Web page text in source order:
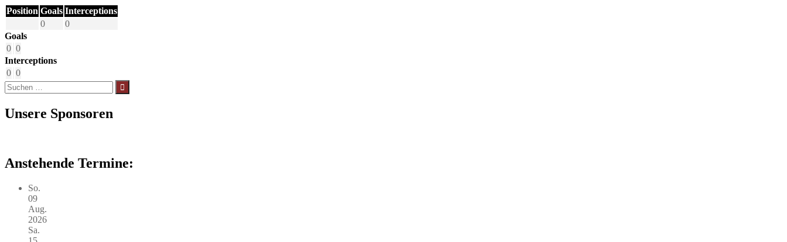
Position Goals Interceptions
0
0
Goals
0 0
Interceptions
0 0
Suchen
nach:
Unsere Sponsoren
Anstehende Termine:
So.
09
Aug.
2026
Sa.